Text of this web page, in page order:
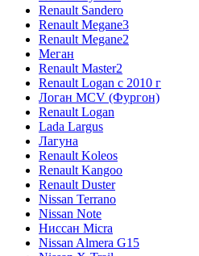
Renault Sandero
Renault Megane3
Renault Megane2
Меган
Renault Master2
Renault Logan c 2010 г
Логан МСV (Фургон)
Renault Logan
Lada Largus
Лагуна
Renault Koleos
Renault Kangoo
Renault Duster
Nissan Terrano
Nissan Note
Ниссан Micra
Nissan Almera G15